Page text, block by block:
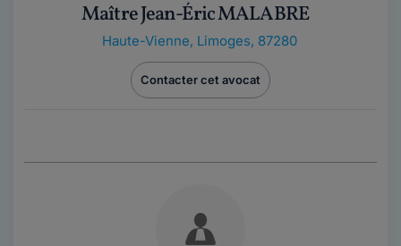
Maître Jean-Éric MALABRE
Haute-Vienne, Limoges, 87280
Contacter cet avocat